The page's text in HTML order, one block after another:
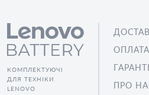
КОМПЛЕКТУЮЧІ
ДЛЯ ТЕХНІКИ
LENOVO
ОПЛАТА
ПРО